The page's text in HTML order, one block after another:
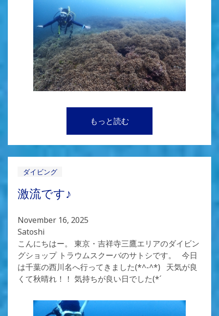
もっと読む
ダイビング
激流です♪
November 16, 2025
Satoshi
こんにちはー。 東京・吉祥寺三鷹エリアのダイビン
グショップ トラウムスクーバのサトシです。 今日
は千葉の西川名へ行ってきました(*^-^*) 天気が良
くて秋晴れ！！ 気持ちが良い日でした(*´